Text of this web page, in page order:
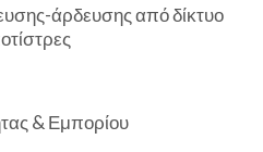
άρδευσης από δίκτυο
& Εμπορίου